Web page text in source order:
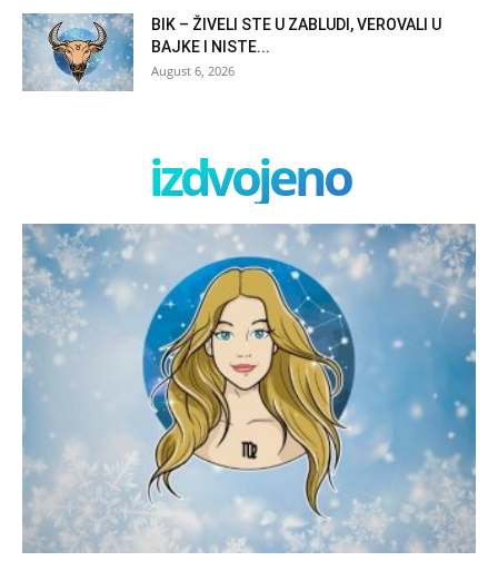
BIK – ŽIVELI STE U ZABLUDI, VEROVALI U
BAJKE I NISTE...
August 6, 2026
izdvojeno